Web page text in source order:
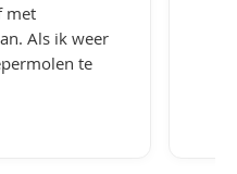
met
Als ik weer
te